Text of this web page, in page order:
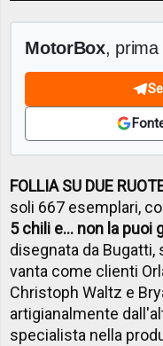
MotorBox, prima
FOLLIA SU DUE
soli 667 esemplari,
5 chili e... non la puoi
disegnata da Bugatti,
vanta come clienti
Christoph Waltz e
artigianalmente
specialista nella